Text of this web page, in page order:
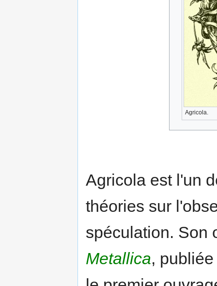
Agricola.
Agricola est l'un
théories sur
spéculation. Son
Metallica,